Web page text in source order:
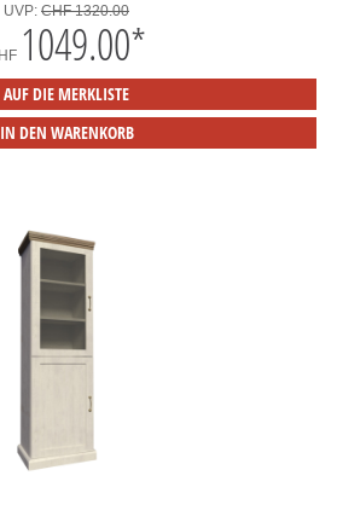
UVP: CHF 1320.00
1049.00*
AUF DIE MERKLISTE
IN DEN WARENKORB